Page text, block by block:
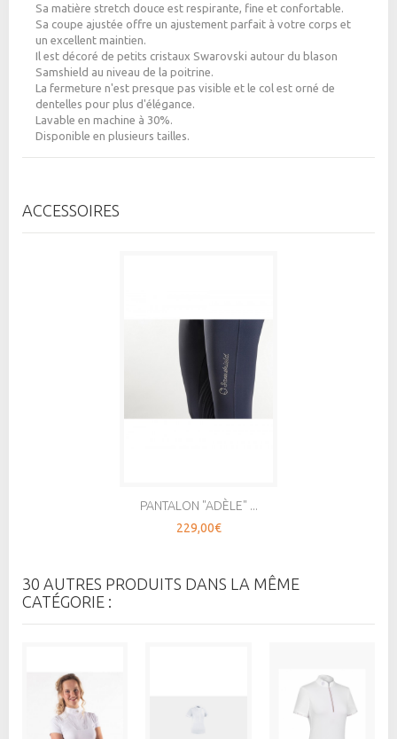
Sa matière stretch douce est respirante, fine et confortable.
Sa coupe ajustée offre un ajustement parfait à votre corps et
un excellent maintien.
Il est décoré de petits cristaux Swarovski autour du blason
Samshield au niveau de la poitrine.
La fermeture n'est presque pas visible et le col est orné de
dentelles pour plus d'élégance.
Lavable en machine à 30%.
Disponible en plusieurs tailles.
ACCESSOIRES
PANTALON "ADÈLE" ...
229,00€
30 AUTRES PRODUITS DANS LA MÊME
CATÉGORIE :